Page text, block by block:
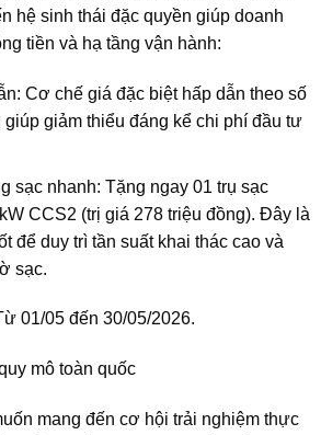
hệ sinh thái đặc quyền giúp doanh
tiền và hạ tầng vận hành:
Cơ chế giá đặc biệt hấp dẫn theo số
giảm thiểu đáng kể chi phí đầu tư
sạc nhanh: Tặng ngay 01 trụ sạc
CCS2 (trị giá 278 triệu đồng). Đây là
để duy trì tần suất khai thác cao và
sạc.
01/05 đến 30/05/2026.
mô toàn quốc
mang đến cơ hội trải nghiệm thực